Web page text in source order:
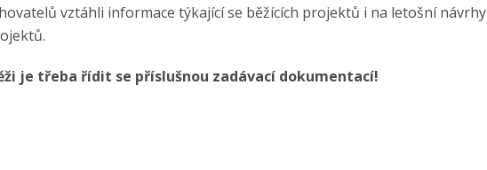
vztáhli informace týkající se běžících projektů i na letošní návrhy
je třeba řídit se příslušnou zadávací dokumentací!